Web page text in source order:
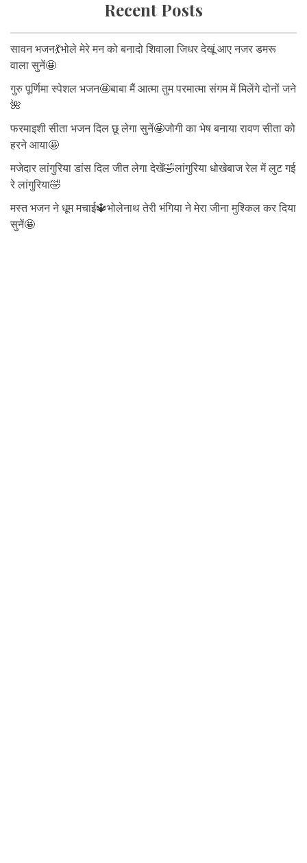
Recent Posts
सावन भजन💃भोले मेरे मन को बनादो शिवाला जिधर देखूं आए नजर डमरू
वाला सुनें🤩
गुरु पूर्णिमा स्पेशल भजन🤩बाबा मैं आत्मा तुम परमात्मा संगम में मिलेंगे दोनों जने
🌺
फरमाइशी सीता भजन दिल छू लेगा सुनें🤩जोगी का भेष बनाया रावण सीता को
हरने आया🤩
मजेदार लांगुरिया डांस दिल जीत लेगा देखें🤣लांगुरिया धोखेबाज रेल में लुट गई
रे लांगुरिया🤣
मस्त भजन ने धूम मचाई🔱भोलेनाथ तेरी भंगिया ने मेरा जीना मुश्किल कर दिया
सुनें🤩